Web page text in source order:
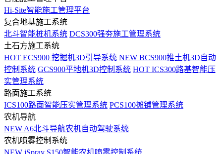
Hi-Site智能施工管理平台
复合地基施工系统
北斗智能桩机系统 DCS300强夯施工管理系统
土石方施工系统
HOT ECS900 挖掘机3D引导系统 NEW BCS900推土机3D自动
控制系统 GCS900平地机3D控制系统 HOT ICS300路基智能压
实管理系统
路面施工系统
ICS100路面智能压实管理系统 PCS100摊铺管理系统
农机导航
NEW A6北斗导航农机自动驾驶系统
农机喷雾控制系统
NEW iSpray S150智能农机喷雾控制系统